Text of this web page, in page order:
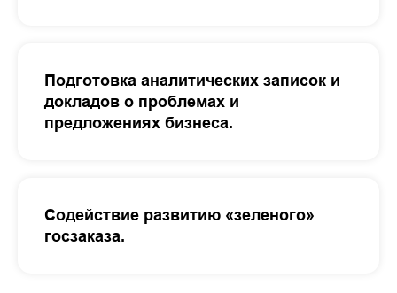
Подготовка аналитических записок и
докладов о проблемах и
предложениях бизнеса.
Содействие развитию «зеленого»
госзаказа.